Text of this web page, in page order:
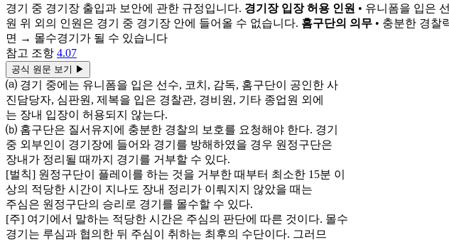
경기 중 경기장 출입과 보안에 관한 규정입니다. 경기장 입장 허용 인원 • 유니폼을 입은
원 위 외의 인원은 경기 중 경기장 안에 들어올 수 없습니다. 홈구단의 의무 • 충분한 경찰
면 → 몰수경기가 될 수 있습니다
참고 조항 4.07
공식 원문 보기 ▶
⒜ 경기 중에는 유니폼을 입은 선수, 코치, 감독, 홈구단이 공인한 사
진담당자, 심판원, 제복을 입은 경찰관, 경비원, 기타 종업원 외에
는 장내 입장이 허용되지 않는다.
⒝ 홈구단은 질서유지에 충분한 경찰의 보호를 요청해야 한다. 경기
중 외부인이 경기장에 들어와 경기를 방해하였을 경우 원정구단은
장내가 정리될 때까지 경기를 거부할 수 있다.
[벌칙] 원정구단이 플레이를 하는 것을 거부한 때부터 최소한 15분 이
상의 적당한 시간이 지나도 장내 정리가 이뤄지지 않았을 때는
주심은 원정구단의 승리로 경기를 몰수할 수 있다.
[주] 여기에서 말하는 적당한 시간은 주심의 판단에 따른 것이다. 몰수
경기는 루심과 협의한 뒤 주심이 취하는 최후의 수단이다. 그러므